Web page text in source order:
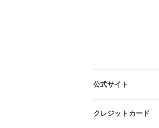
公式サイト
クレジットカード